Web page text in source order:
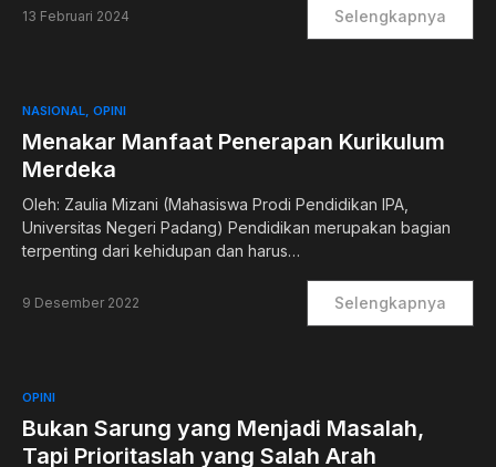
13 Februari 2024 Selengkapnya
NASIONAL OPINI
Menakar Manfaat Penerapan Kurikulum
Merdeka
Oleh: Zaulia Mizani (Mahasiswa Prodi Pendidikan IPA,
Universitas Negeri Padang) Pendidikan merupakan bagian
terpenting dari kehidupan dan harus…
9 Desember 2022 Selengkapnya
OPINI
Bukan Sarung yang Menjadi Masalah,
Tapi Prioritaslah yang Salah Arah